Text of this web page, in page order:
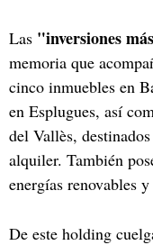
Las "inversiones
memoria que
cinco inmuebles en
en Esplugues, así
del Vallès,
alquiler. También
energías renovables
De este holding